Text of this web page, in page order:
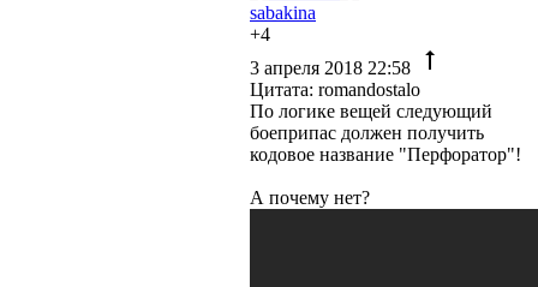
sabakina
+4
3 апреля 2018 22:58
Цитата: romandostalo
По логике вещей следующий
боеприпас должен получить
кодовое название "Перфоратор"!
А почему нет?